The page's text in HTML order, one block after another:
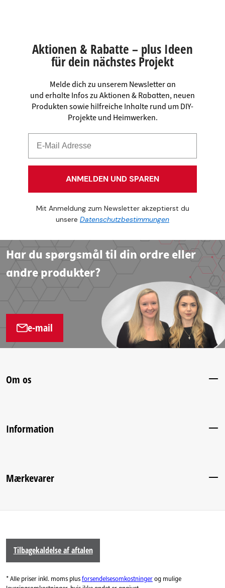
Aktionen & Rabatte – plus Ideen
für dein nächstes Projekt
Melde dich zu unserem Newsletter an
und erhalte Infos zu Aktionen & Rabatten, neuen
Produkten sowie hilfreiche Inhalte rund um DIY-
Projekte und Heimwerken.
ANMELDEN UND SPAREN
Mit Anmeldung zum Newsletter akzeptierst du
unsere Datenschutzbestimmungen
Har du spørgsmål til din ordre eller
andre produkter?
e-mail
Om os
Information
Mærkevarer
Tilbagekaldelse af aftalen
* Alle priser inkl. moms plusforsendelsesomkostningerog mulige